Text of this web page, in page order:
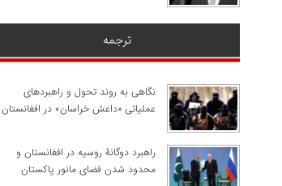
ترجمه
نگاهی به روند تحول و راهبردهای
عملیاتی «داعش خراسان» در افغانستان
راهبرد دوگانۀ روسیه در افغانستان و
محدود شدن فضای مانور پاکستان